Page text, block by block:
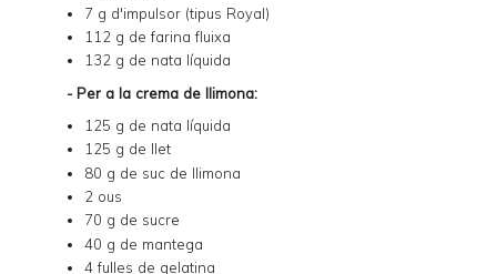
7 g d'impulsor (tipus Royal)
112 g de farina fluixa
132 g de nata líquida
- Per a la crema de llimona:
125 g de nata líquida
125 g de llet
80 g de suc de llimona
2 ous
70 g de sucre
40 g de mantega
4 fulles de gelatina